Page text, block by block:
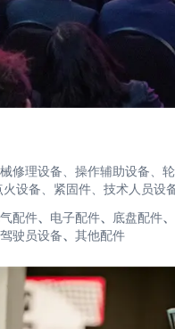
修理设备、操作辅助设备、
设备、紧固件、技术人员设
配件、 电子配件、 底盘配件、
驾驶员设备、 其他配件